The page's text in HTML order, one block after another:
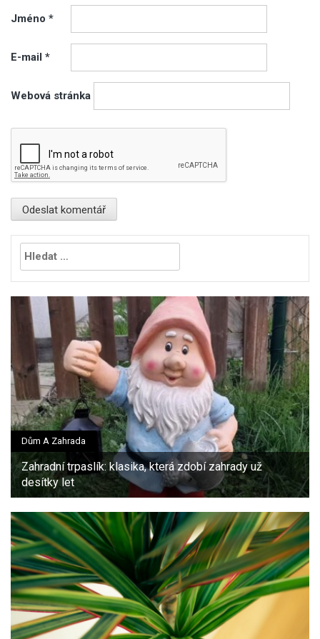
Jméno *
E-mail *
Webová stránka
Vyhledávání
Dům A Zahrada
Zahradní trpaslík: klasika, která zdobí zahrady už
desítky let